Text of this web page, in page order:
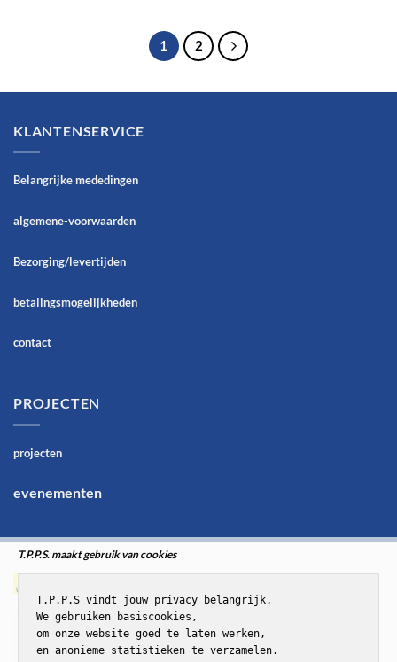
1 2
KLANTENSERVICE
Belangrijke mededingen
algemene-voorwaarden
Bezorging/levertijden
betalingsmogelijkheden
contact
PROJECTEN
projecten
evenementen
T.P.P.S. maakt gebruik van cookies
T.P.P.S vindt jouw privacy belangrijk.
We gebruiken basiscookies,
om onze website goed te laten werken,
en anonieme statistieken te verzamelen.